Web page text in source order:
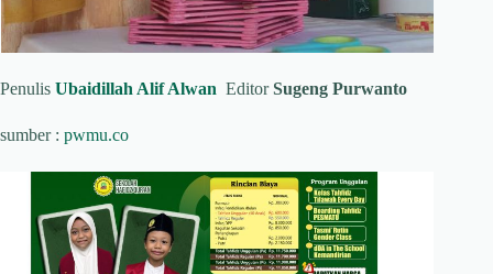
Penulis Ubaidillah Alif Alwan EditorSugeng Purwanto
sumber : pwmu.co